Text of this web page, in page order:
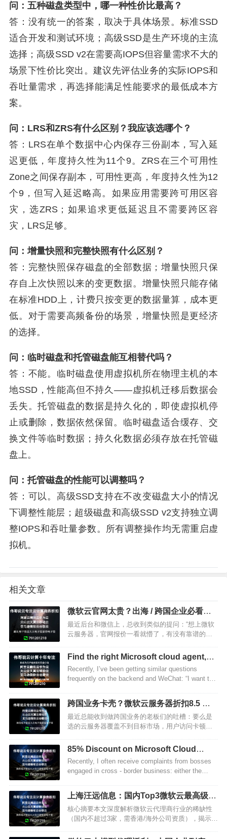
问：五种磁盘类型中，哪一种性价比最高？
答：没有统一的答案，取决于具体场景。标准SSD
适合开发和测试环境；高级SSD是生产环境的主流
选择；高级SSD v2在需要高IOPS但容量需求不大的
场景下性价比突出。建议先评估业务的实际IOPS和
吞吐量需求，再选择能满足性能要求的最低成本方
案。
问：LRS和ZRS有什么区别？我应该选哪个？
答：LRS在单个数据中心内保存三份副本，写入延
迟更低，年度持久性为11个9。ZRS在三个可用性
Zone之间保存副本，可用性更高，年度持久性为12
个9，但写入延迟略高。如果应用需要跨可用区容
灾，选ZRS；如果追求更低延迟且不需要跨区容
灾，LRS足够。
问：增量快照和完整快照有什么区别？
答：完整快照保存磁盘的全部数据；增量快照只保
存自上次快照以来的变更数据。增量快照只能存储
在标准HDD上，计费只按变更的数据量算，成本更
低。对于需要高频备份的场景，增量快照是更经济
的选择。
问：临时磁盘和托管磁盘能互相替代吗？
答：不能。临时磁盘使用虚拟机所在物理主机的本
地SSD，性能高但不持久——虚拟机迁移后数据会
丢失。托管磁盘的数据是持久化的，即使虚拟机停
止或删除，数据依然保留。临时磁盘适合缓存、交
换文件等临时数据；持久化数据必须存放在托管磁
盘上。
问：托管磁盘的性能可以调整吗？
答：可以。高级SSD支持在不改变磁盘大小的情况
下调整性能层；超级磁盘和高级SSD v2支持独立调
整IOPS和吞吐量参数。所有调整操作均无需重启虚
拟机。
相关文章
微软云官网太贵？出海 / 跨国企业必看！
8.5 折微软云代理商 + 成本优化，年省几
千万不是虚的
最近后台和微信上，总收到类似的提问：“想上微软
云服务器，官网报价一看就懵了，有没有靠谱的便
说团队为了撑住欧美市场的玩家并发，微软云配置
算下来每月要 5…
Find the right Microsoft cloud agent,
buying Microsoft cloud servers is
cheaper
Recently, I’ve been getting similar questions
frequently on the backend and WeChat: “I want to
跨国业务卡壳？微软云服务器折扣8.5 折
优惠，帮企业轻松破局！
最近总能收到做跨国业务的老板们的吐槽：要么是
选的云服务器覆盖不到目标市场，用户访问卡顿投
截，想省点钱却不知道从哪儿下手。其实不是跨国
85% Discount on Microsoft Cloud
Servers
Recently, I often receive complaints from bosses
engaged in cross - border business: either the
上海汪远信息：国内Top3微软云最高级别
代理商，10年深耕为企业上云降本增效
核心摘要本文深度解析微软云代理商行业的稀缺性
（国内不超过3家，需香港/海外公司资质），揭示中